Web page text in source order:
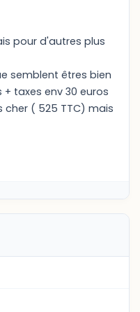
pour d'autres plus
semblent êtres bien
taxes env 30 euros
( 525 TTC) mais